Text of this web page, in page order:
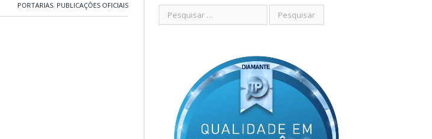
PORTARIAS, PUBLICAÇÕES OFICIAIS